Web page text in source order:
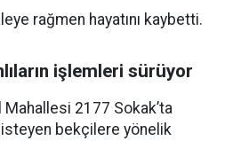
rağmen hayatını kaybetti.
işlemleri sürüyor
2177 Sokak’ta
bekçilere yönelik